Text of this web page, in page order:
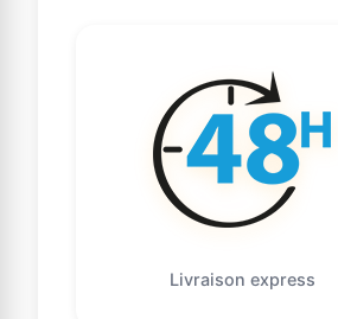
Livraison express